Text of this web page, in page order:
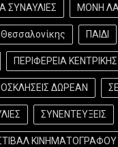
ΣΥΝΑΥΛΙΕΣ ΜΟΝΗ
ΠΑΙΔΙ
ΠΕΡΙΦΕΡΕΙΑ
ΔΩΡΕΑΝ
ΣΥΝΕΝΤΕΥΞΕΙΣ
ΚΙΝΗΜΑΤΟΓΡΑΦΟΥ